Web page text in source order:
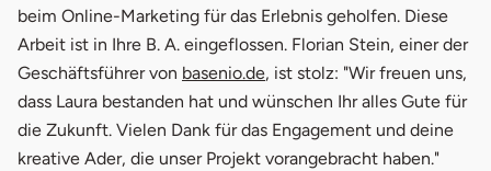
beim Online-Marketing für das Erlebnis geholfen. Diese
Arbeit ist in Ihre B. A. eingeflossen. Florian Stein, einer der
Geschäftsführer von basenio.deöffnet in neuem Fenster
, ist stolz: "Wir freuen uns,
dass Laura bestanden hat und wünschen Ihr alles Gute für
die Zukunft. Vielen Dank für das Engagement und deine
kreative Ader, die unser Projekt vorangebracht haben."